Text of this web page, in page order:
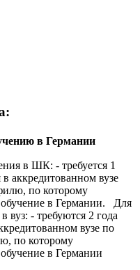
в Германии
в ШК: - требуется 1
в аккредитованном вузе
по которому
обучение в Германии. Для
вуз: - требуются 2 года
вузе по
по которому
в Германии